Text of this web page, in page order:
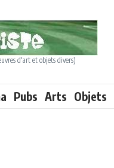
d'art et objets divers)
Pubs Arts Objets